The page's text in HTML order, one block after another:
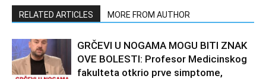
RELATED ARTICLES MORE FROM AUTHOR
GRČEVI U NOGAMA MOGU BITI ZNAK
OVE BOLESTI: Profesor Medicinskog
fakulteta otkrio prve simptome,